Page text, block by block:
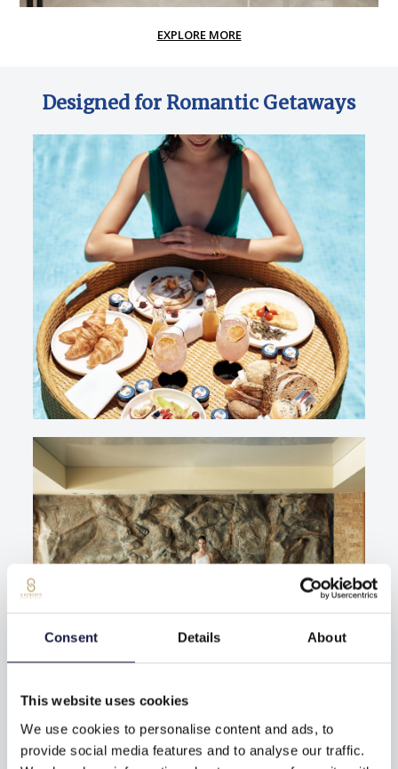
Consent Details About
This website uses cookies
We use cookies to personalise content and ads, to
provide social media features and to analyse our traffic.
EXPLORE MORE
Designed for Romantic Getaways